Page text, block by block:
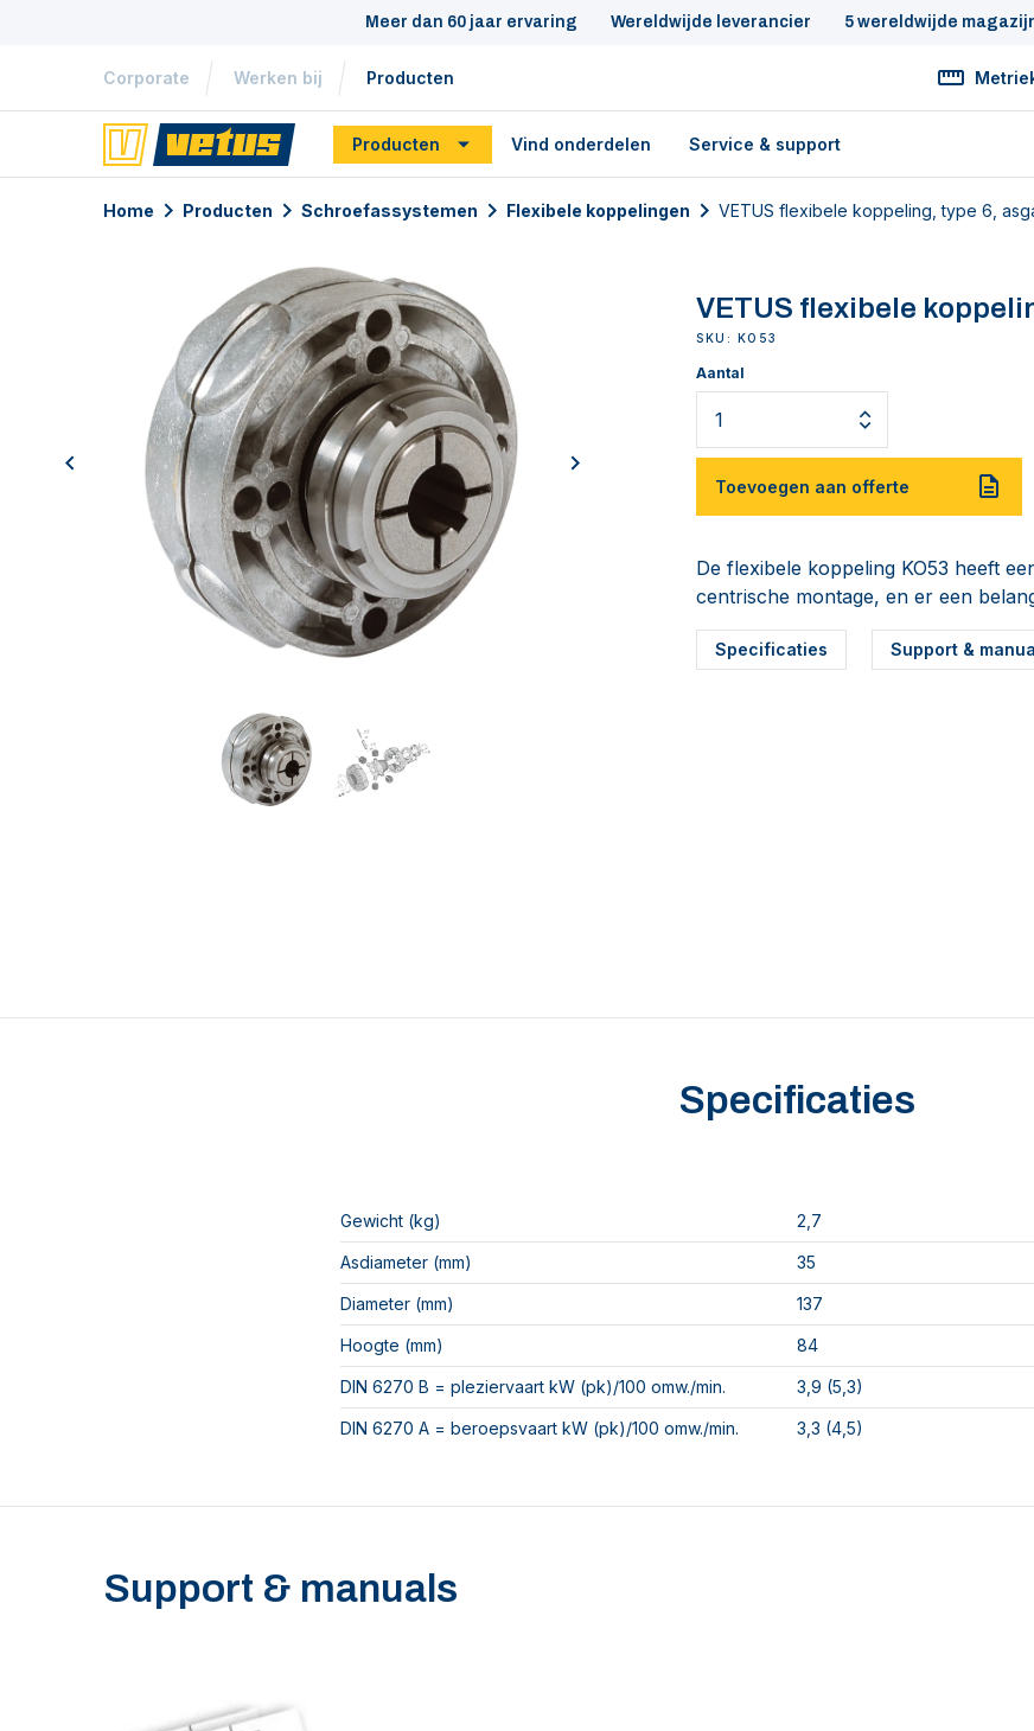
Meer dan 60 jaar ervaring Wereldwijde leverancier 5 wereldwijde
Corporate Werken bij Producten
Producten Vind onderdelen Service & support
Home Producten Schroefassystemen Flexibele koppelingen VETUS flexibele koppeling, type 6,
previous next
VETUS flexibele
SKU: KO53
Aantal
Toevoegen aan offerte
De flexibele koppeling KO53 heeft
centrische montage, en er een
Specificaties Support &
Specificaties
Gewicht (kg) 2,7
Asdiameter (mm) 35
Diameter (mm) 137
Hoogte (mm) 84
DIN 6270 B = pleziervaart kW (pk)/100 omw./min. 3,9 (5,3)
DIN 6270 A = beroepsvaart kW (pk)/100 omw./min. 3,3 (4,5)
Support & manuals